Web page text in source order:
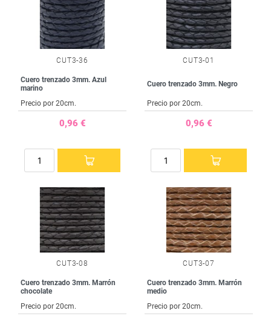
CUT3-36
Cuero trenzado 3mm. Azul
marino
Precio por 20cm.
0,96 €
CUT3-01
Cuero trenzado 3mm. Negro
Precio por 20cm.
0,96 €
CUT3-08
Cuero trenzado 3mm. Marrón
chocolate
Precio por 20cm.
CUT3-07
Cuero trenzado 3mm. Marrón
medio
Precio por 20cm.